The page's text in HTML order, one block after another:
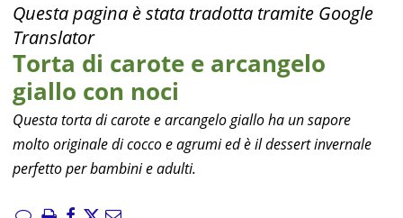
Questa pagina è stata tradotta tramite Google
Translator
Torta di carote e arcangelo
giallo con noci
Questa torta di carote e arcangelo giallo ha un sapore
molto originale di cocco e agrumi ed è il dessert invernale
perfetto per bambini e adulti.